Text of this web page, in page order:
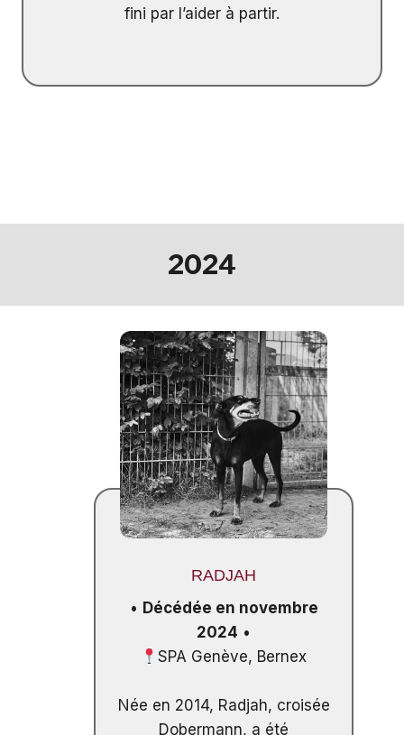
fini par l’aider à partir.
2024
RADJAH
• Décédée en novembre
2024 •
SPA Genève, Bernex
Née en 2014, Radjah, croisée
Dobermann, a été